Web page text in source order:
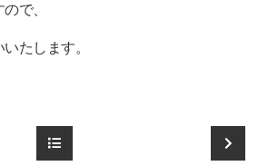
で、
たします。